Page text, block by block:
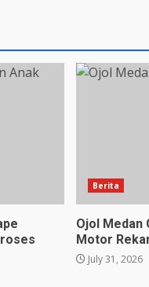
Berita
Ojol Medan
Motor
July 31, 2026